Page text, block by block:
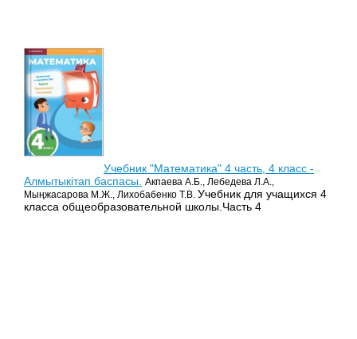
Учебник "Математика" 4 часть, 4 класс -
Алмытыкітап баспасы.
Акпаева А.Б., Лебедева Л.А.,
Мыңжасарова М.Ж., Лихобабенко Т.В. Учебник для учащихся 4
класса общеобразовательной школы.Часть 4